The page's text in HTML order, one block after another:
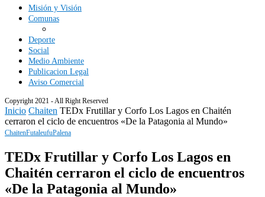
Misión y Visión
Comunas
Deporte
Social
Medio Ambiente
Publicacion Legal
Aviso Comercial
Copyright 2021 - All Right Reserved
Inicio Chaiten TEDx Frutillar y Corfo Los Lagos en Chaitén
cerraron el ciclo de encuentros «De la Patagonia al Mundo»
ChaitenFutaleufuPalena
TEDx Frutillar y Corfo Los Lagos en
Chaitén cerraron el ciclo de encuentros
«De la Patagonia al Mundo»